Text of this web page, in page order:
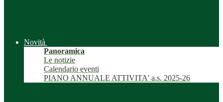
Novità
Panoramica
Le notizie
Calendario eventi
PIANO ANNUALE ATTIVITA' a.s. 2025-26